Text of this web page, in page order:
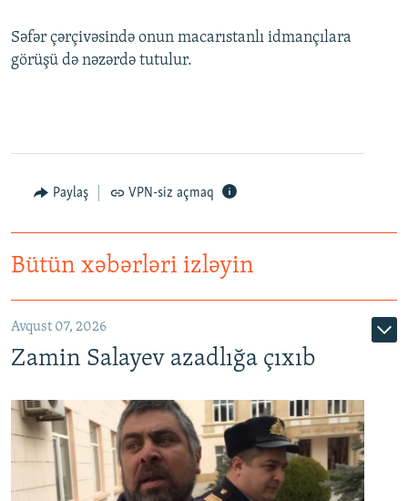
Səfər çərçivəsində onun macarıstanlı idmançılara
görüşü də nəzərdə tutulur.
Paylaş VPN-siz açmaq
Bütün xəbərləri izləyin
Avqust 07, 2026
Zamin Salayev azadlığa çıxıb